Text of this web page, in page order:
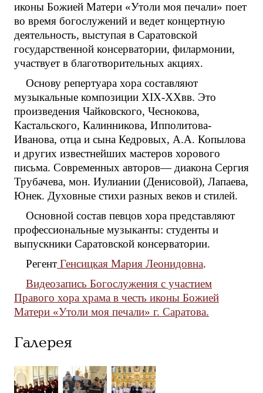
иконы Божией Матери «Утоли моя печали» поет
во время богослужений и ведет концертную
деятельность, выступая в Саратовской
государственной консерватории, филармонии,
участвует в благотворительных акциях.
Основу репертуара хора составляют
музыкальные композиции XIX-XXвв. Это
произведения Чайковского, Чеснокова,
Кастальского, Калинникова, Ипполитова-
Иванова, отца и сына Кедровых, А.А. Копылова
и других известнейших мастеров хорового
письма. Современных авторов— диакона Сергия
Трубачева, мон. Иулиании (Денисовой), Лапаева,
Юнек. Духовные стихи разных веков и стилей.
Основной состав певцов хора представляют
профессиональные музыканты: студенты и
выпускники Саратовской консерватории.
Регент Генсицкая Мария Леонидовна.
Видеозапись Богослужения с участием
Правого хора храма в честь иконы Божией
Матери «Утоли моя печали» г. Саратова.
Галерея